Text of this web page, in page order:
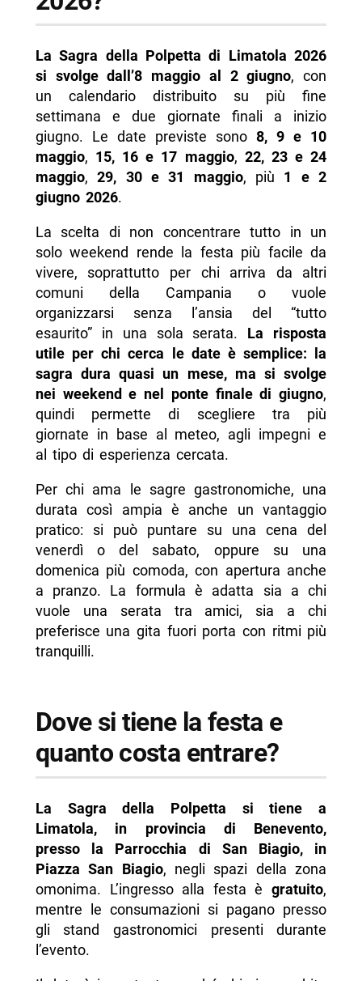
La Sagra della Polpetta di Limatola 2026
si svolge dall’8 maggio al 2 giugno, con
un calendario distribuito su più fine
settimana e due giornate finali a inizio
giugno. Le date previste sono8, 9 e 10
maggio, 15, 16 e 17 maggio, 22, 23 e 24
maggio,29, 30 e 31 maggio, più 1 e 2
giugno 2026.
La scelta di non concentrare tutto in un
solo weekend rende la festa più facile da
vivere, soprattutto per chi arriva da altri
comuni della Campania o vuole
organizzarsi senza l’ansia del “tutto
esaurito” in una sola serata. La risposta
utile per chi cerca le date è semplice: la
sagra dura quasi un mese, ma si svolge
nei weekend e nel ponte finale di giugno,
quindi permette di scegliere tra più
giornate in base al meteo, agli impegni e
al tipo di esperienza cercata.
Per chi ama le sagre gastronomiche, una
durata così ampia è anche un vantaggio
pratico: si può puntare su una cena del
venerdì o del sabato, oppure su una
domenica più comoda, con apertura anche
a pranzo. La formula è adatta sia a chi
vuole una serata tra amici, sia a chi
preferisce una gita fuori porta con ritmi più
tranquilli.
Dove si tiene la festa e
quanto costa entrare?
La Sagra della Polpetta si tiene a
Limatola, in provincia di Benevento,
presso la Parrocchia di San Biagio, in
Piazza San Biagio, negli spazi della zona
omonima. L’ingresso alla festa ègratuito,
mentre le consumazioni si pagano presso
gli stand gastronomici presenti durante
l’evento.